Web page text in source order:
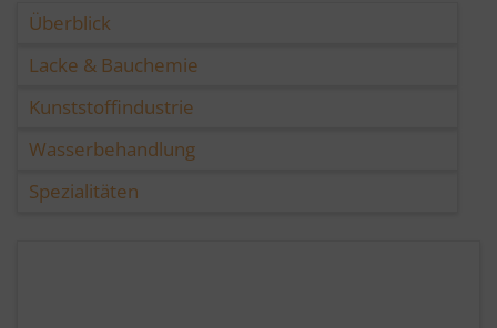
Überblick
Lacke & Bauchemie
Kunststoffindustrie
Wasserbehandlung
Spezialitäten